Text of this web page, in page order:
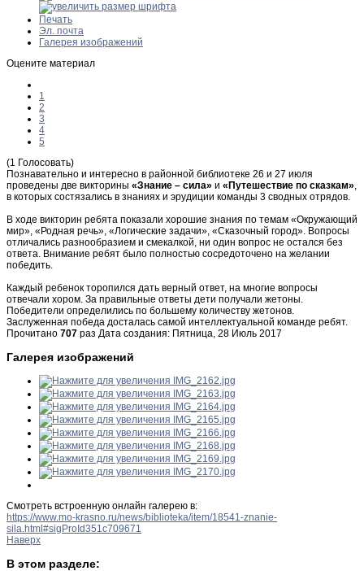
Печать
Эл. почта
Галерея изображений
Оцените материал
1
2
3
4
5
(1 Голосовать)
Познавательно и интересно в районной библиотеке 26 и 27 июля
проведены две викторины «Знание – сила» и «Путешествие по сказкам»,
в которых состязались в знаниях и эрудиции команды 3 сводных отрядов.
В ходе викторин ребята показали хорошие знания по темам «Окружающий
мир», «Родная речь», «Логические задачи», «Сказочный город». Вопросы
отличались разнообразием и смекалкой, ни один вопрос не остался без
ответа. Внимание ребят было полностью сосредоточено на желании
победить.
Каждый ребенок торопился дать верный ответ, на многие вопросы
отвечали хором. За правильные ответы дети получали жетоны.
Победители определились по большему количеству жетонов.
Заслуженная победа досталась самой интеллектуальной команде ребят.
Прочитано 707 раз Дата создания: Пятница, 28 Июль 2017
Галерея изображений
Смотреть встроенную онлайн галерею в:
https://www.mo-krasno.ru/news/biblioteka/item/18541-znanie-
sila.html#sigProId351c709671
Наверх
В этом разделе: